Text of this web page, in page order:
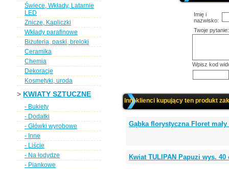
Świece, Wkłady, Latarnie
LED
Znicze, Kapliczki
Wkłady parafinowe
Biżuteria, paski, breloki
Ceramika
Chemia
Dekoracje
Kosmetyki, uroda
> KWIATY SZTUCZNE
- Bukiety
- Dodatki
- Główki wyrobowe
- Inne
- Liście
- Na łodydze
- Piankowe
Imię i
nazwisko:
Twoje pytanie:
Wpisz kod
Inni klienci kupujący ten produkt
Gąbka florystyczna Floret
Kwiat TULIPAN Papuzi wys.